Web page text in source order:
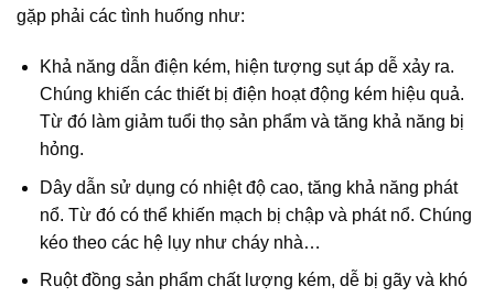
gặp phải các tình huống như:
Khả năng dẫn điện kém, hiện tượng sụt áp dễ xảy ra.
Chúng khiến các thiết bị điện hoạt động kém hiệu quả.
Từ đó làm giảm tuổi thọ sản phẩm và tăng khả năng bị
hỏng.
Dây dẫn sử dụng có nhiệt độ cao, tăng khả năng phát
nổ. Từ đó có thể khiến mạch bị chập và phát nổ. Chúng
kéo theo các hệ lụy như cháy nhà…
Ruột đồng sản phẩm chất lượng kém, dễ bị gãy và khó